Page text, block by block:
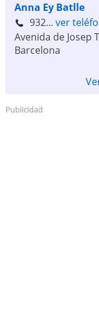
Anna Ey Batlle
932... ver
Avenida de Josep
Barcelona
Publicidad